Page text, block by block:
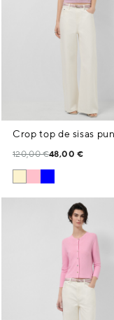
120,00 €48,00 €